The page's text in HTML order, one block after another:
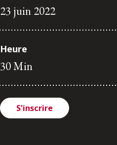
Contactez-nous
ENGLISH
S’abonner aux articles Osler
S’abonner
23 juin 2022
Heure
30 Min
S'inscrire